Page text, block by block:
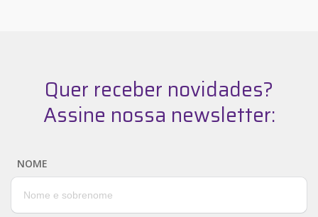
Quer receber novidades?
Assine nossa newsletter:
NOME